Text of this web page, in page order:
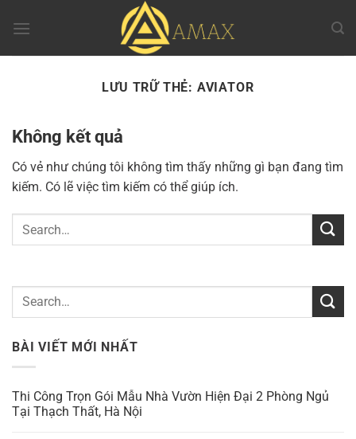
đến
LƯU TRỮ THẺ: AVIATOR
Không kết quả
Có vẻ như chúng tôi không tìm thấy những gì bạn đang tìm
kiếm. Có lẽ việc tìm kiếm có thể giúp ích.
BÀI VIẾT MỚI NHẤT
Thi Công Trọn Gói Mẫu Nhà Vườn Hiện Đại 2 Phòng Ngủ
Tại Thạch Thất, Hà Nội